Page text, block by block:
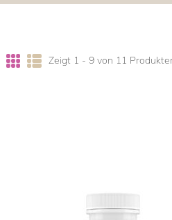
Zeigt 1 - 9 von 11